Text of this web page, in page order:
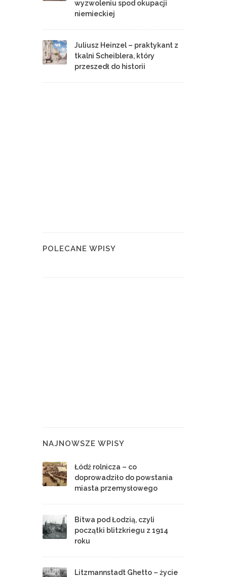
wyzwoleniu spod okupacji
niemieckiej
Juliusz Heinzel – praktykant z
tkalni Scheiblera, który
przeszedł do historii
POLECANE WPISY
NAJNOWSZE WPISY
Łódź rolnicza – co
doprowadziło do powstania
miasta przemysłowego
Bitwa pod Łodzią, czyli
początki blitzkriegu z 1914
roku
Litzmannstadt Ghetto – życie